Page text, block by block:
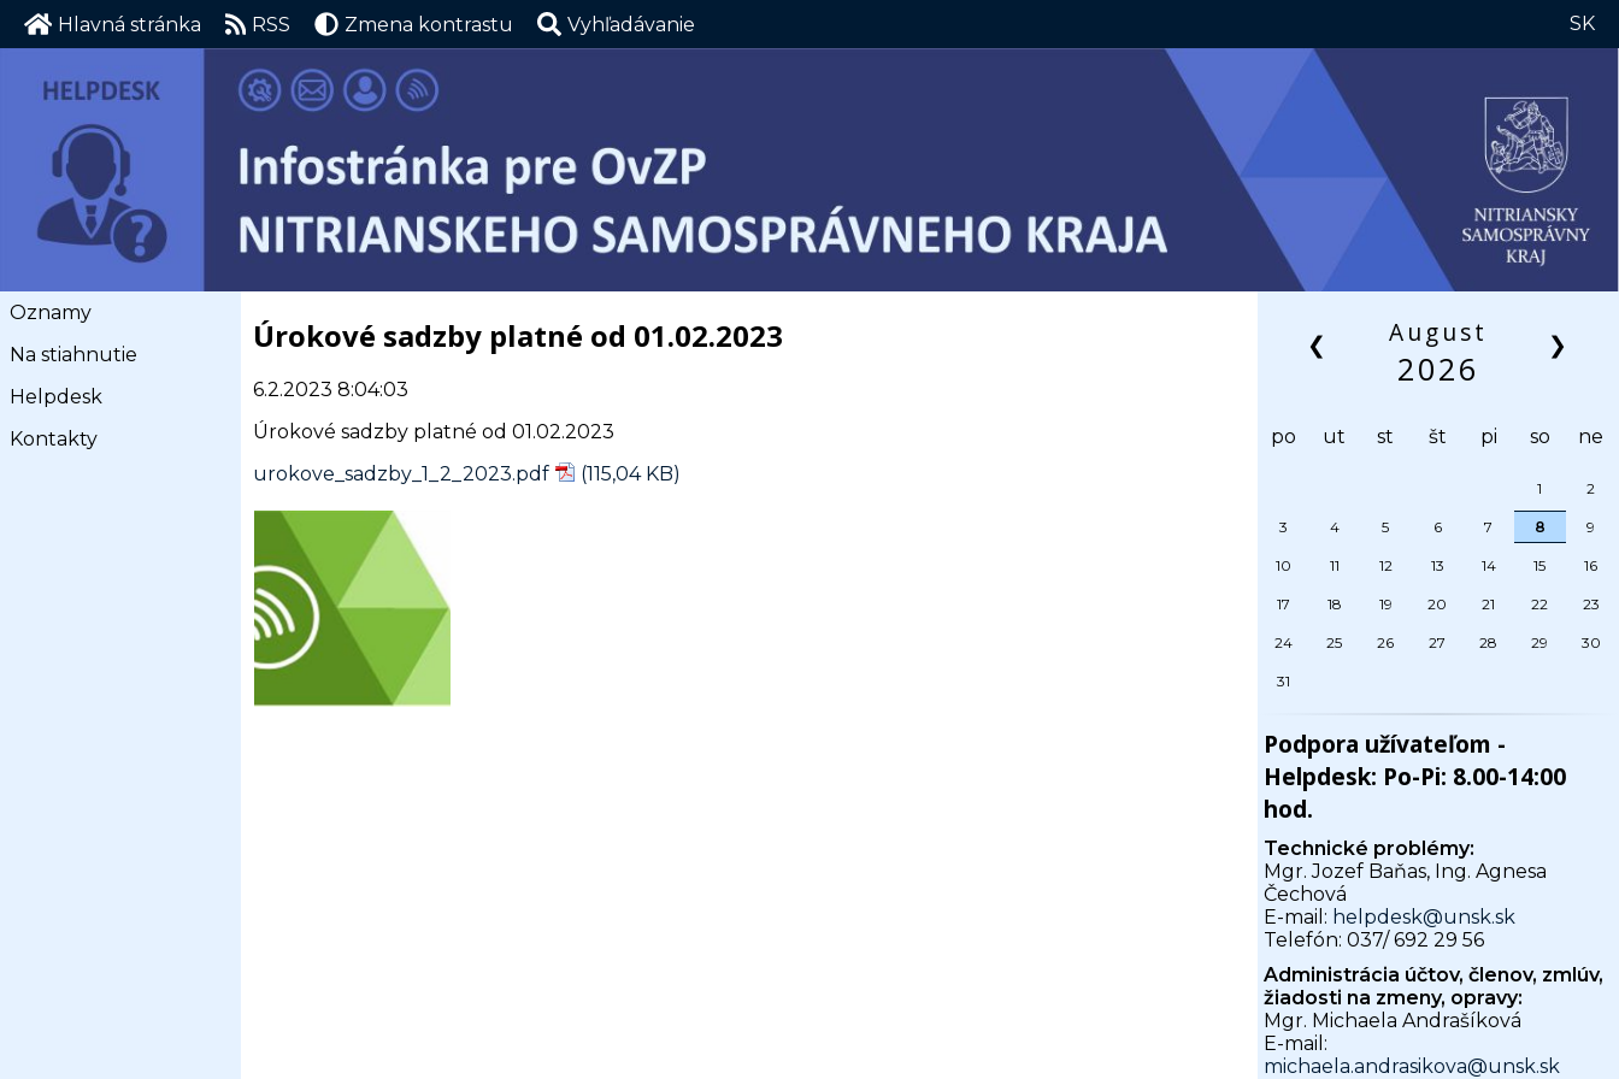
Hlavná stránka RSS Zmena kontrastu Vyhľadávanie SK
Oznamy
Na stiahnutie
Helpdesk
Kontakty
Úrokové sadzby platné od 01.02.2023
6.2.2023 8:04:03
Úrokové sadzby platné od 01.02.2023
urokove_sadzby_1_2_2023.pdf
❮ August
2026
❯
po ut st št pi so ne
1 2
3 4 5 6 7 8 9
10 11 12 13 14 15 16
17 18 19 20 21 22 23
24 25 26 27 28 29 30
31
Podpora užívateľom -
Helpdesk: Po-Pi: 8.00-14:00
hod.
Technické problémy:
Mgr. Jozef Baňas, Ing. Agnesa
Čechová
E-mail: helpdesk@unsk.sk
Telefón: 037/ 692 29 56
Administrácia účtov, členov, zmlúv,
žiadosti na zmeny, opravy:
Mgr. Michaela Andrašíková
E-mail:
michaela.andrasikova@unsk.sk